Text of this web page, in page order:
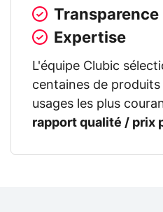
Transparence
Expertise
L'équipe Clubic
centaines de
usages les plus
rapport qualité / prix